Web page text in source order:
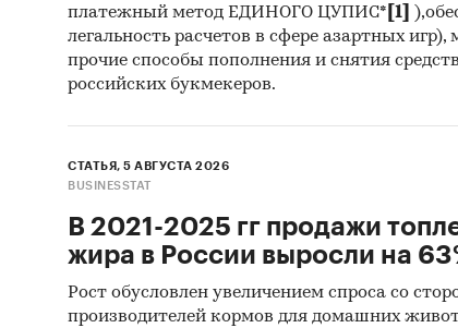
платежный метод ЕДИНОГО ЦУПИС* [1]
легальность расчетов в сфере азартных
прочие способы пополнения и снятия
российских букмекеров.
СТАТЬЯ, 5 АВГУСТА 2026
BUSINESSTAT
В 2021-2025 гг продажи
жира в России выросли на
Рост обусловлен увеличением спроса со
производителей кормов для домашних